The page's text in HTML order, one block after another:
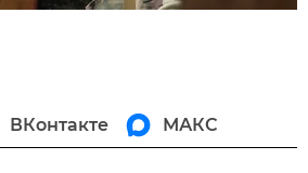
ВКонтакте МАКС